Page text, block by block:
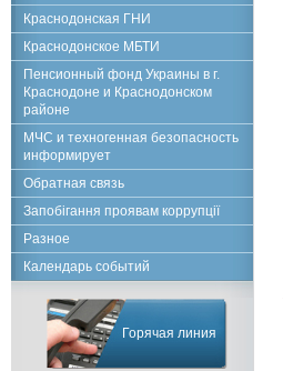
Краснодонская ГНИ
Краснодонское МБТИ
Пенсионный фонд Украины в г.
Краснодоне и Краснодонском
районе
МЧС и техногенная безопасность
информирует
Обратная связь
Запобігання проявам коррупції
Разное
Календарь событий
Горячая линия